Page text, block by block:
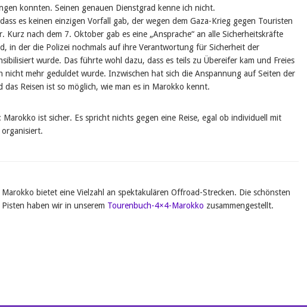
konnten. Seinen genauen Dienstgrad kenne ich nicht.
es keinen einzigen Vorfall gab, der wegen dem Gaza-Krieg gegen Touristen
Kurz nach dem 7. Oktober gab es eine „Ansprache“ an alle Sicherheitskräfte
in der die Polizei nochmals auf ihre Verantwortung für Sicherheit der
wurde. Das führte wohl dazu, dass es teils zu Übereifer kam und Freies
nicht mehr geduldet wurde. Inzwischen hat sich die Anspannung auf Seiten der
das Reisen ist so möglich, wie man es in Marokko kennt.
ist sicher. Es spricht nichts gegen eine Reise, egal ob individuell mit
organisiert.
Marokko bietet eine Vielzahl an spektakulären Offroad-Strecken. Die schönsten
Pisten haben wir in unserem Tourenbuch-4×4-Marokko zusammengestellt.